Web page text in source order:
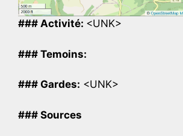
### Activité: <UNK>
### Temoins:
### Gardes: <UNK>
### Sources